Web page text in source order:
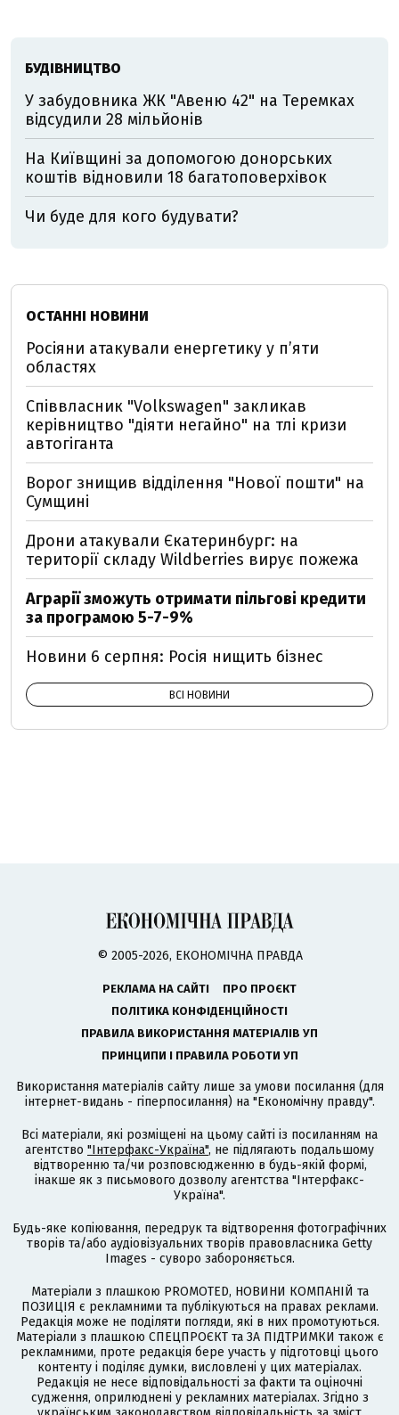
БУДІВНИЦТВО
У забудовника ЖК "Авеню 42" на Теремках
відсудили 28 мільйонів
На Київщині за допомогою донорських
коштів відновили 18 багатоповерхівок
Чи буде для кого будувати?
ОСТАННІ НОВИНИ
Росіяни атакували енергетику у пʼяти
областях
Співвласник "Volkswagen" закликав
керівництво "діяти негайно" на тлі кризи
автогіганта
Ворог знищив відділення "Нової пошти" на
Сумщині
Дрони атакували Єкатеринбург: на
території складу Wildberries вирує пожежа
Аграрії зможуть отримати пільгові кредити
за програмою 5-7-9%
Новини 6 серпня: Росія нищить бізнес
ВСІ НОВИНИ
© 2005-2026, ЕКОНОМІЧНА ПРАВДА
РЕКЛАМА НА САЙТІ
ПРО ПРОЄКТ
ПОЛІТИКА КОНФІДЕНЦІЙНОСТІ
ПРАВИЛА ВИКОРИСТАННЯ МАТЕРІАЛІВ УП
ПРИНЦИПИ І ПРАВИЛА РОБОТИ УП
Використання матеріалів сайту лише за умови посилання (для
інтернет-видань - гіперпосилання) на "Економічну правду".
Всі матеріали, які розміщені на цьому сайті із посиланням на
агентство "Інтерфакс-Україна", не підлягають подальшому
відтворенню та/чи розповсюдженню в будь-якій формі,
інакше як з письмового дозволу агентства "Інтерфакс-
Україна".
Будь-яке копіювання, передрук та відтворення фотографічних
творів та/або аудіовізуальних творів правовласника Getty
Images - суворо забороняється.
Матеріали з плашкою PROMOTED, НОВИНИ КОМПАНІЙ та
ПОЗИЦІЯ є рекламними та публікуються на правах реклами.
Редакція може не поділяти погляди, які в них промотуються.
Матеріали з плашкою СПЕЦПРОЄКТ та ЗА ПІДТРИМКИ також є
рекламними, проте редакція бере участь у підготовці цього
контенту і поділяє думки, висловлені у цих матеріалах.
Редакція не несе відповідальності за факти та оціночні
судження, оприлюднені у рекламних матеріалах. Згідно з